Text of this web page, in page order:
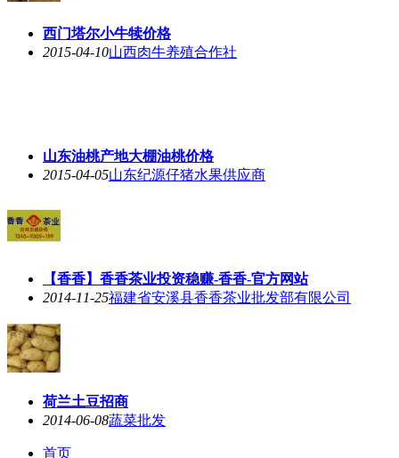
西门塔尔小牛犊价格
2015-04-10山西肉牛养殖合作社
山东油桃产地大棚油桃价格
2015-04-05山东纪源仔猪水果供应商
【香香】香香茶业投资稳赚-香香-官方网站
2014-11-25福建省安溪县香香茶业批发部有限公司
荷兰土豆招商
2014-06-08蔬菜批发
首页